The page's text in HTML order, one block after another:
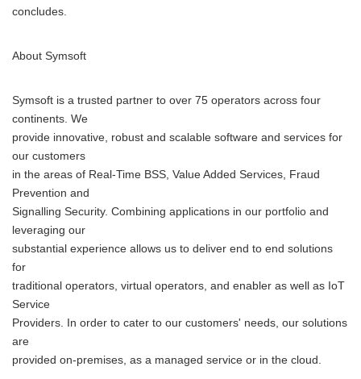
concludes.
About Symsoft
Symsoft is a trusted partner to over 75 operators across four
continents. We
provide innovative, robust and scalable software and services for
our customers
in the areas of Real-Time BSS, Value Added Services, Fraud
Prevention and
Signalling Security. Combining applications in our portfolio and
leveraging our
substantial experience allows us to deliver end to end solutions
for
traditional operators, virtual operators, and enabler as well as IoT
Service
Providers. In order to cater to our customers' needs, our solutions
are
provided on-premises, as a managed service or in the cloud.